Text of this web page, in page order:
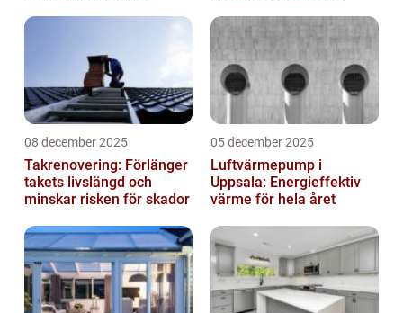
08 december 2025
Takrenovering: Förlänger
takets livslängd och
minskar risken för skador
05 december 2025
Luftvärmepump i
Uppsala: Energieffektiv
värme för hela året